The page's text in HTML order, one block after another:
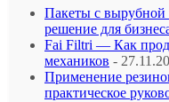
Пакеты с
решение для
Fai Filtri — Как
механиков -
Применение
практическое